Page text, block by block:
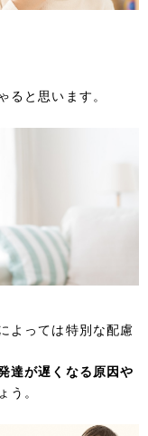
ると思います。
よっては特別な配慮
達が遅くなる原因や
う。